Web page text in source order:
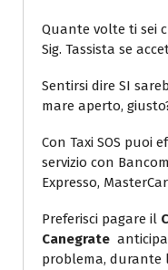
Quante volte ti sei
Sig. Tassista se
Sentirsi dire SI
mare aperto,
Con Taxi SOS puoi
servizio con
Expresso,
Preferisci pagare il
Canegrate
problema, durante